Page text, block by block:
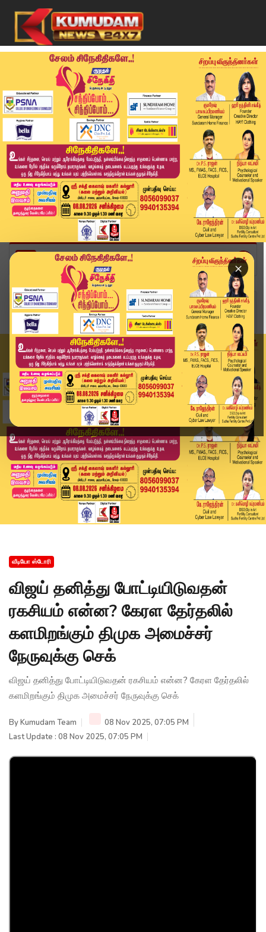
×
Home
வீடியோ ஸ்டோரி
விஜய் தனித்து போட்டியிடுவதன் ரகசியம் என்ன? கேரள...
வீடியோ ஸ்டோரி
விஜய் தனித்து போட்டியிடுவதன்
ரகசியம் என்ன? கேரள தேர்தலில்
களமிறங்கும் திமுக அமைச்சர்
நேருவுக்கு செக்
விஜய் தனித்து போட்டியிடுவதன் ரகசியம் என்ன? கேரள தேர்தலில்
களமிறங்கும் திமுக அமைச்சர் நேருவுக்கு செக்
ByKumudam Team
08 Nov 2025, 07:05 PM
Last Update : 08 Nov 2025, 07:05 PM